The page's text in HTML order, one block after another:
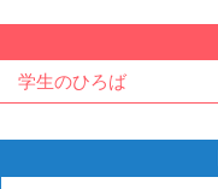
学生のひろば